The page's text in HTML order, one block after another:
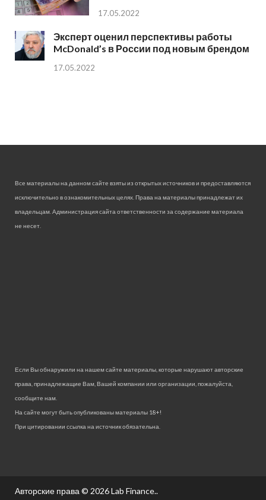
17.05.2022
Эксперт оценил перспективы работы
McDonald’s в России под новым брендом
17.05.2022
Все материалы на данном сайте взяты из открытых источников и предоставляются
исключительно в ознакомительных целях. Права на материалы принадлежат их
владельцам. Администрация сайта ответственности за содержание материала
не несет.
Если Вы обнаружили на нашем сайте материалы, которые нарушают авторские
права, принадлежащие Вам, Вашей компании или организации, пожалуйста,
сообщите нам.
На сайте могут быть опубликованы материалы 18+!
При цитировании ссылка на источник обязательна.
Авторские права © 2026Lab Finance..